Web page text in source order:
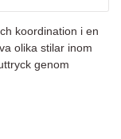
koordination i en
olika stilar inom
genom